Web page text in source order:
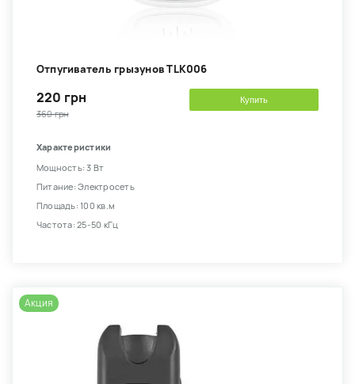
Отпугиватель грызунов TLK006
220 грн
360 грн
Купить
Характеристики
Мощность: 3 Вт
Питание: Электросеть
Площадь: 100 кв.м
Частота: 25-50 кГц
Акция